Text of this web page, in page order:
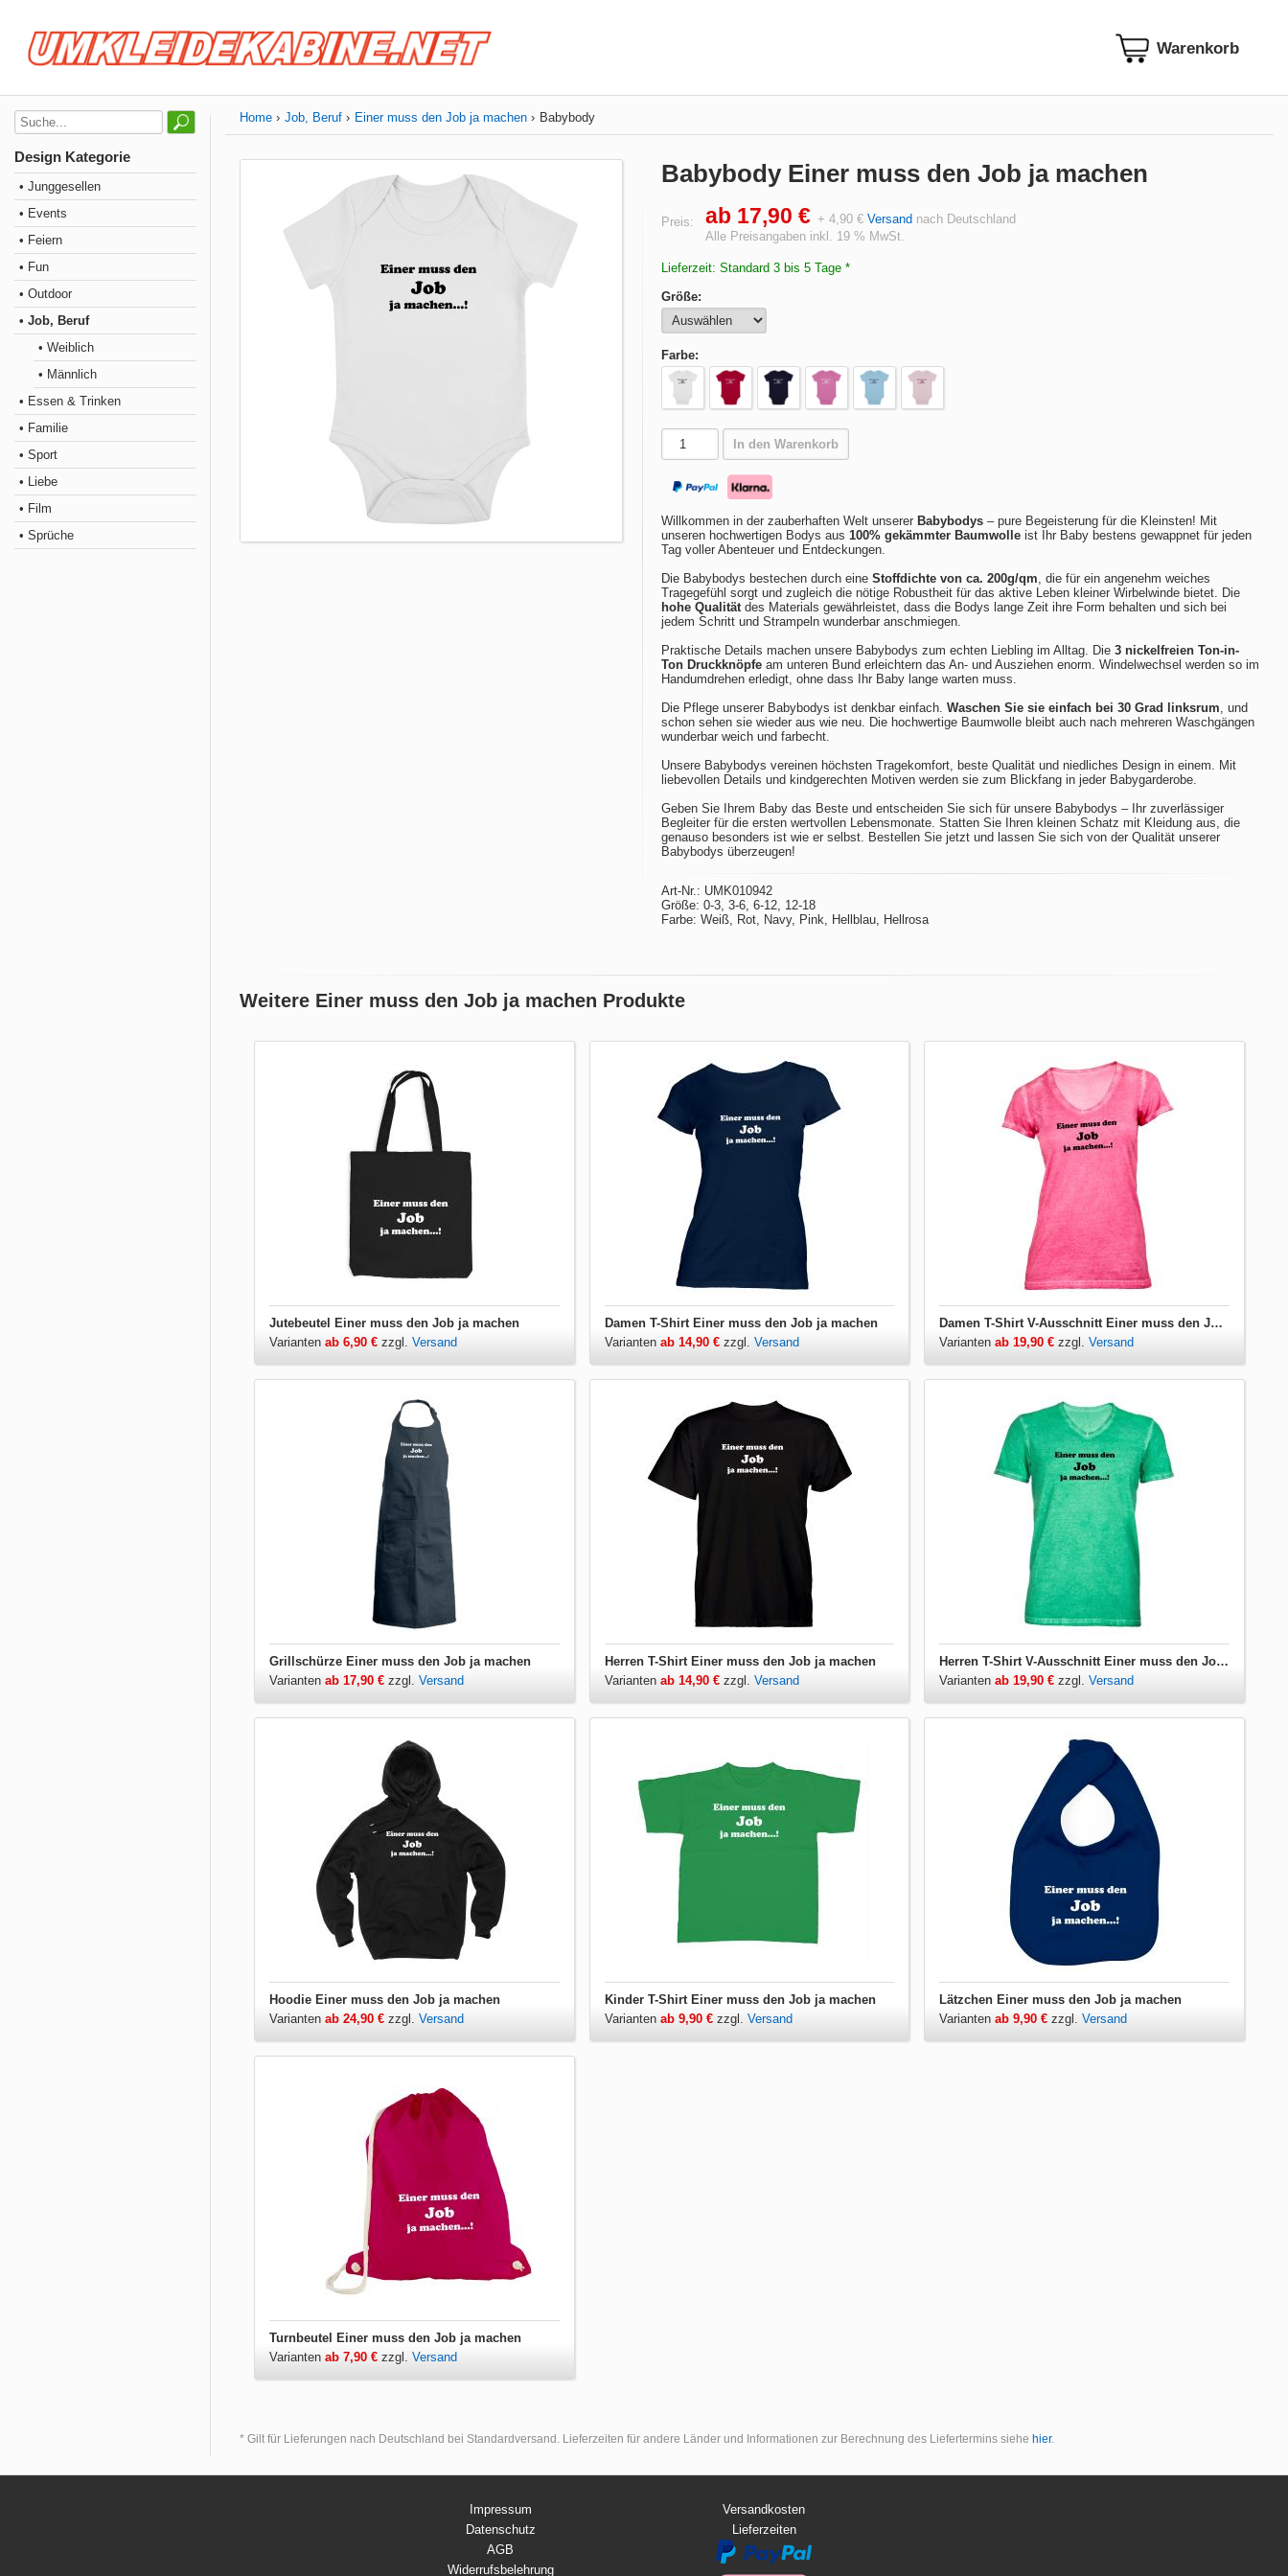
Design Kategorie
• Junggesellen
• Events
• Feiern
• Fun
• Outdoor
• Job, Beruf
• Weiblich
• Männlich
• Essen & Trinken
• Familie
• Sport
• Liebe
• Film
• Sprüche
Home Job, Beruf Einer muss den Job ja machen Babybody
Babybody Einer muss den Job ja machen
Preis: ab 17,90 € + 4,90 € Versand nach Deutschland
Alle Preisangaben inkl. 19 % MwSt.
Lieferzeit: Standard 3 bis 5 Tage *
Größe:
Farbe:
In den Warenkorb
Willkommen in der zauberhaften Welt unserer Babybodys – pure Begeisterung für die Kleinsten! Mit
unseren hochwertigen Bodys aus 100% gekämmter Baumwolle ist Ihr Baby bestens gewappnet für jeden
Tag voller Abenteuer und Entdeckungen.
Die Babybodys bestechen durch eine Stoffdichte von ca. 200g/qm , die für ein angenehm weiches
Tragegefühl sorgt und zugleich die nötige Robustheit für das aktive Leben kleiner Wirbelwinde bietet. Die
hohe Qualität des Materials gewährleistet, dass die Bodys lange Zeit ihre Form behalten und sich bei
jedem Schritt und Strampeln wunderbar anschmiegen.
Praktische Details machen unsere Babybodys zum echten Liebling im Alltag. Die 3 nickelfreien Ton-in-
Ton Druckknöpfe am unteren Bund erleichtern das An- und Ausziehen enorm. Windelwechsel werden so im
Handumdrehen erledigt, ohne dass Ihr Baby lange warten muss.
Die Pflege unserer Babybodys ist denkbar einfach. Waschen Sie sie einfach bei 30 Grad linksrum , und
schon sehen sie wieder aus wie neu. Die hochwertige Baumwolle bleibt auch nach mehreren Waschgängen
wunderbar weich und farbecht.
Unsere Babybodys vereinen höchsten Tragekomfort, beste Qualität und niedliches Design in einem. Mit
liebevollen Details und kindgerechten Motiven werden sie zum Blickfang in jeder Babygarderobe.
Geben Sie Ihrem Baby das Beste und entscheiden Sie sich für unsere Babybodys – Ihr zuverlässiger
Begleiter für die ersten wertvollen Lebensmonate. Statten Sie Ihren kleinen Schatz mit Kleidung aus, die
genauso besonders ist wie er selbst. Bestellen Sie jetzt und lassen Sie sich von der Qualität unserer
Babybodys überzeugen!
Art-Nr.: UMK010942
Größe: 0-3, 3-6, 6-12, 12-18
Farbe: Weiß, Rot, Navy, Pink, Hellblau, Hellrosa
Weitere Einer muss den Job ja machen Produkte
Jutebeutel Einer muss den Job ja machen
Varianten ab 6,90 € zzgl. Versand
Damen T-Shirt Einer muss den Job ja machen
Varianten ab 14,90 €zzgl. Versand
Damen T-Shirt V-Ausschnitt Einer muss den Job ja machen
Variantenab 19,90 € zzgl.Versand
Grillschürze Einer muss den Job ja machen
Varianten ab 17,90 € zzgl. Versand
Herren T-Shirt Einer muss den Job ja machen
Varianten ab 14,90 €zzgl. Versand
Herren T-Shirt V-Ausschnitt Einer muss den Job ja machen
Variantenab 19,90 € zzgl.Versand
Hoodie Einer muss den Job ja machen
Varianten ab 24,90 € zzgl. Versand
Kinder T-Shirt Einer muss den Job ja machen
Varianten ab 9,90 €zzgl. Versand
Lätzchen Einer muss den Job ja machen
Variantenab 9,90 € zzgl.Versand
Turnbeutel Einer muss den Job ja machen
Varianten ab 7,90 € zzgl. Versand
* Gilt für Lieferungen nach Deutschland bei Standardversand. Lieferzeiten für andere Länder und Informationen zur Berechnung des Liefertermins siehe hier.
Impressum
Datenschutz
AGB
Widerrufsbelehrung
Versandkosten
Lieferzeiten